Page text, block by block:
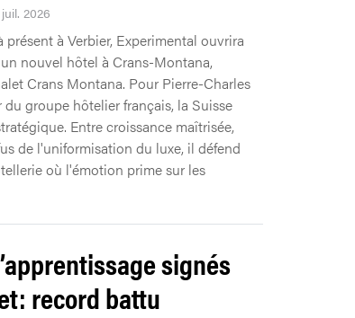
2026
présent à Verbier, Experimental ouvrira
nouvel hôtel à Crans-Montana,
Crans Montana. Pour Pierre-Charles
groupe hôtelier français, la Suisse
Entre croissance maîtrisée,
de l'uniformisation du luxe, il défend
où l'émotion prime sur les
signés
record battu